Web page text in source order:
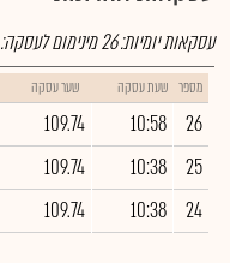
עסקאות יומיות:26מינימום לעסקה:
מספר שעת עסקה שער עסקה
26
10:58
109.74
25
10:38
109.74
24
10:38
109.74